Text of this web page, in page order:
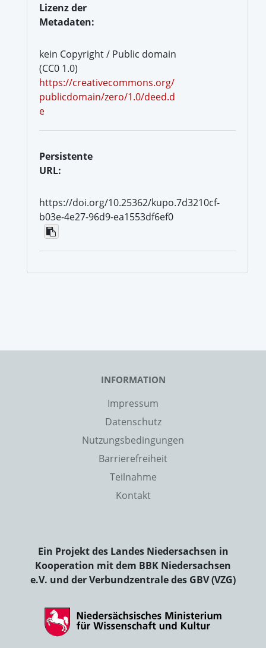
Lizenz der
Metadaten:
kein Copyright / Public domain
(CC0 1.0)
https://creativecommons.org/
publicdomain/zero/1.0/deed.d
e
Persistente
URL:
https://doi.org/10.25362/kupo.7d3210cf-
b03e-4e27-96d9-ea1553df6ef0
INFORMATION
Impressum
Datenschutz
Nutzungsbedingungen
Barrierefreiheit
Teilnahme
Kontakt
Ein Projekt des Landes Niedersachsen in
Kooperation mit dem BBK Niedersachsen
e.V. und der Verbundzentrale des GBV (VZG)